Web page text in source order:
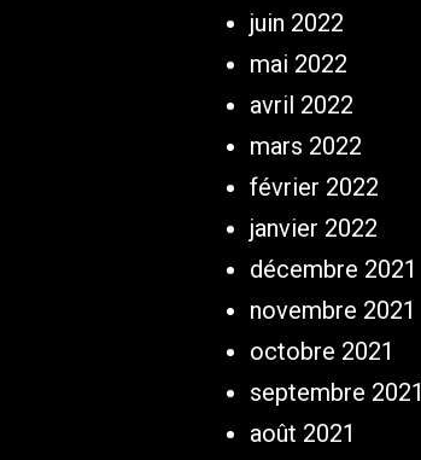
juin 2022
mai 2022
avril 2022
mars 2022
février 2022
janvier 2022
décembre 2021
novembre 2021
octobre 2021
septembre 2021
août 2021